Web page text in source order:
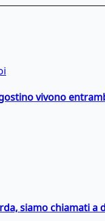
vivono
siamo chiamati a